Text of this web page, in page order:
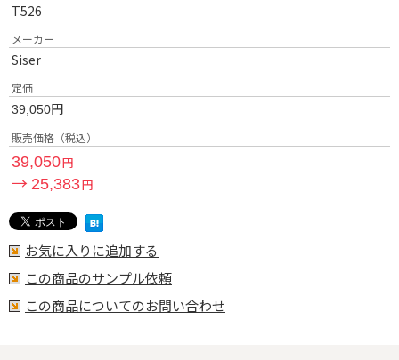
T526
メーカー
Siser
定価
39,050円
販売価格（税込）
39,050円
→ 25,383円
お気に入りに追加する
この商品のサンプル依頼
この商品についてのお問い合わせ